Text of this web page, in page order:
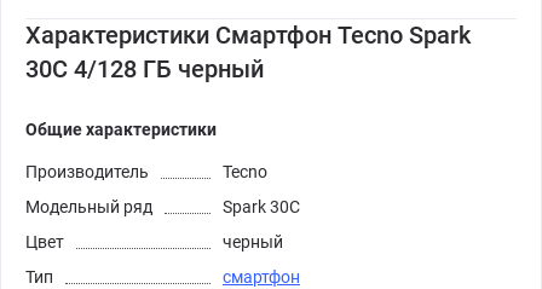
Характеристики Смартфон Tecno Spark
30C 4/128 ГБ черный
Общие характеристики
Производитель
Tecno
Модельный ряд
Spark 30C
Цвет
черный
Тип
смартфон